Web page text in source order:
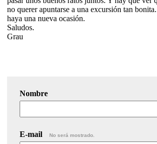
no querer apuntarse a una excursión tan
haya una nueva ocasión.
Saludos.
Grau
Nombre
E-mail No será mostrado.